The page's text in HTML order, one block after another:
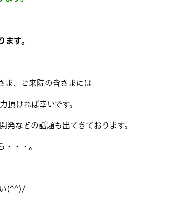
す。
ま、ご来院の皆さまには
頂ければ幸いです。
発などの話題も出てきております。
・・。
い(^^)/